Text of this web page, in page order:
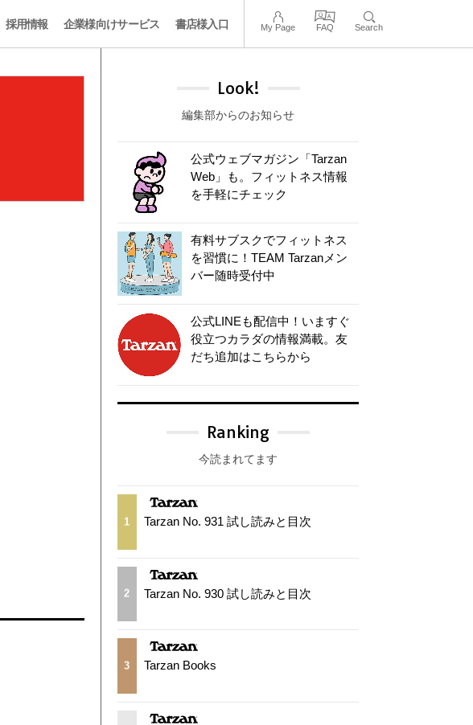
採用情報 企業様向けサービス 書店様入口 My Page FAQ Search
Look!
編集部からのお知らせ
公式ウェブマガジン「Tarzan
Web」も。フィットネス情報
を手軽にチェック
有料サブスクでフィットネス
を習慣に！TEAM Tarzanメン
バー随時受付中
公式LINEも配信中！いますぐ
役立つカラダの情報満載。友
だち追加はこちらから
Ranking
今読まれてます
1 Tarzan No. 931 試し読みと目次
2 Tarzan No. 930 試し読みと目次
3 Tarzan Books